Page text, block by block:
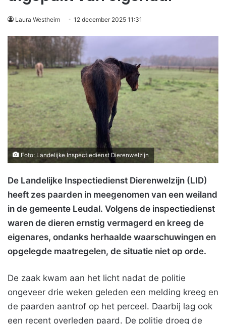
Laura Westheim 12 december 2025 11:31
Foto: Landelijke Inspectiedienst Dierenwelzijn
De Landelijke Inspectiedienst Dierenwelzijn (LID)
heeft zes paarden in meegenomen van een weiland
in de gemeente Leudal. Volgens de inspectiedienst
waren de dieren ernstig vermagerd en kreeg de
eigenares, ondanks herhaalde waarschuwingen en
opgelegde maatregelen, de situatie niet op orde.
De zaak kwam aan het licht nadat de politie
ongeveer drie weken geleden een melding kreeg en
de paarden aantrof op het perceel. Daarbij lag ook
een recent overleden paard. De politie droeg de